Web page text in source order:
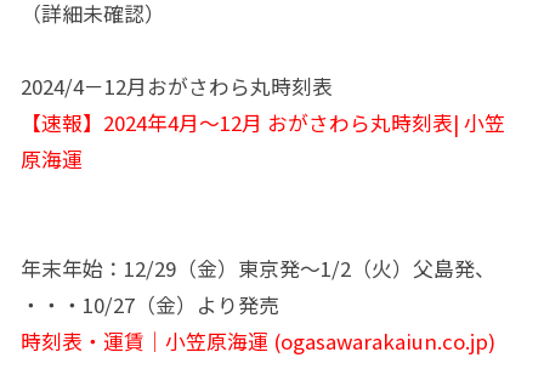
（詳細未確認）
2024/4－12月おがさわら丸時刻表
【速報】2024年4月～12月 おがさわら丸時刻表| 小笠
原海運
年末年始：12/29（金）東京発～1/2（火）父島発、
・・・10/27（金）より発売
時刻表・運賃│小笠原海運 (ogasawarakaiun.co.jp)